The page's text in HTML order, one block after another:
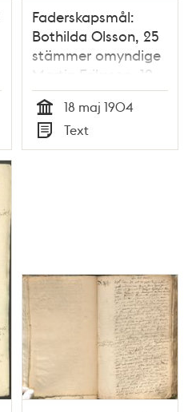
Faderskapsmål:
Bothilda Olsson, 25
stämmer omyndige
Martin Eriksson, 19
Tid
18 maj 1904
Typ
Text